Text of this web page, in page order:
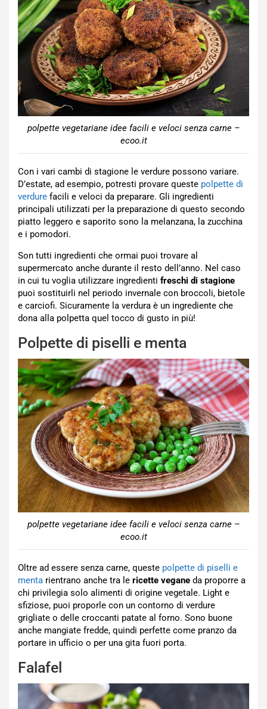
polpette vegetariane idee facili e veloci senza carne –
ecoo.it
Con i vari cambi di stagione le verdure possono variare.
D’estate, ad esempio, potresti provare queste polpette di
verdure facili e veloci da preparare. Gli ingredienti
principali utilizzati per la preparazione di questo secondo
piatto leggero e saporito sono la melanzana, la zucchina
e i pomodori.
Son tutti ingredienti che ormai puoi trovare al
supermercato anche durante il resto dell’anno. Nel caso
in cui tu voglia utilizzare ingredienti freschi di stagione
puoi sostituirli nel periodo invernale con broccoli, bietole
e carciofi. Sicuramente la verdura è un ingrediente che
dona alla polpetta quel tocco di gusto in più!
Polpette di piselli e menta
polpette vegetariane idee facili e veloci senza carne –
ecoo.it
Oltre ad essere senza carne, queste polpette di piselli e
menta rientrano anche tra le ricette vegane da proporre a
chi privilegia solo alimenti di origine vegetale. Light e
sfiziose, puoi proporle con un contorno di verdure
grigliate o delle croccanti patate al forno. Sono buone
anche mangiate fredde, quindi perfette come pranzo da
portare in ufficio o per una gita fuori porta.
Falafel